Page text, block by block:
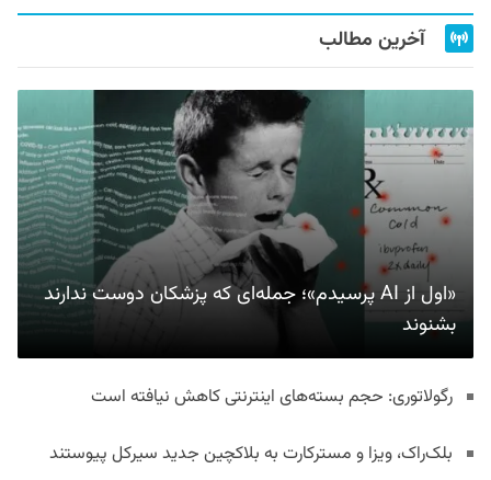
آخرین مطالب
«اول از AI پرسیدم»؛ جمله‌ای که پزشکان دوست ندارند
بشنوند
رگولاتوری: حجم بسته‌های اینترنتی کاهش نیافته است
بلک‌راک، ویزا و مسترکارت به بلاکچین جدید سیرکل پیوستند